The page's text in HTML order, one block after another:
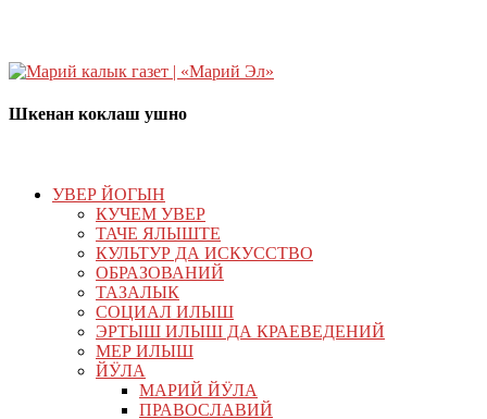
Шкенан коклаш ушно
УВЕР ЙОГЫН
КУЧЕМ УВЕР
ТАЧЕ ЯЛЫШТЕ
КУЛЬТУР ДА ИСКУССТВО
ОБРАЗОВАНИЙ
ТАЗАЛЫК
СОЦИАЛ ИЛЫШ
ЭРТЫШ ИЛЫШ ДА КРАЕВЕДЕНИЙ
МЕР ИЛЫШ
ЙӰЛА
МАРИЙ ЙӰЛА
ПРАВОСЛАВИЙ